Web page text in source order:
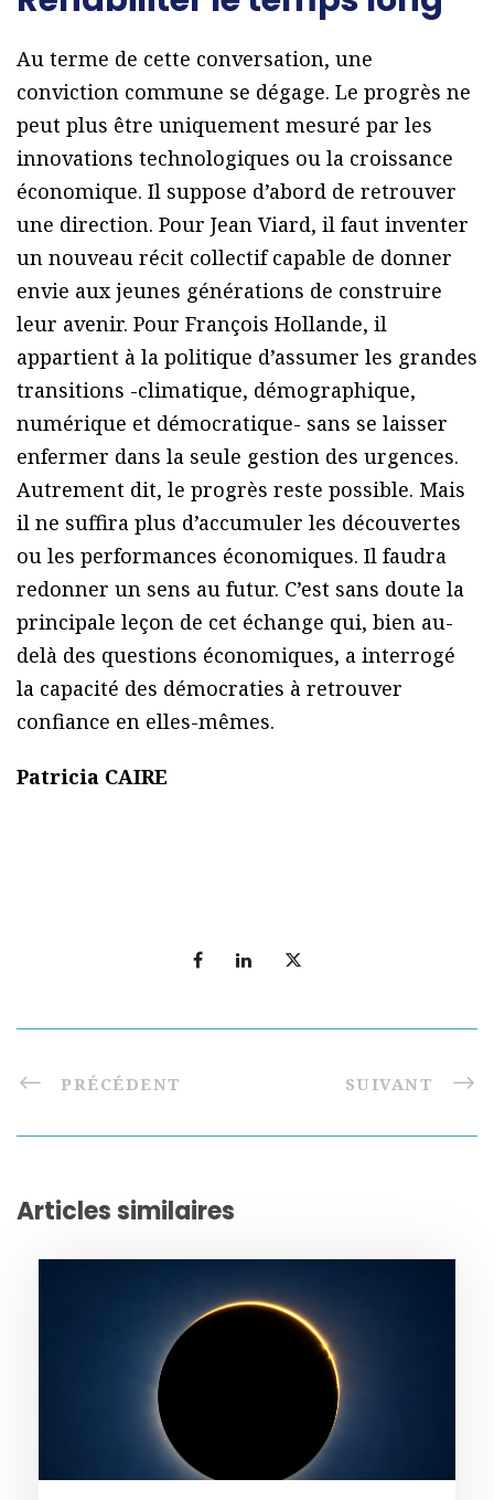
Au terme de cette conversation, une
conviction commune se dégage. Le progrès ne
peut plus être uniquement mesuré par les
innovations technologiques ou la croissance
économique. Il suppose d’abord de retrouver
une direction. Pour Jean Viard, il faut inventer
un nouveau récit collectif capable de donner
envie aux jeunes générations de construire
leur avenir. Pour François Hollande, il
appartient à la politique d’assumer les grandes
transitions -climatique, démographique,
numérique et démocratique- sans se laisser
enfermer dans la seule gestion des urgences.
Autrement dit, le progrès reste possible. Mais
il ne suffira plus d’accumuler les découvertes
ou les performances économiques. Il faudra
redonner un sens au futur. C’est sans doute la
principale leçon de cet échange qui, bien au-
delà des questions économiques, a interrogé
la capacité des démocraties à retrouver
confiance en elles-mêmes.
Patricia CAIRE
PRÉCÉDENT SUIVANT
Articles similaires